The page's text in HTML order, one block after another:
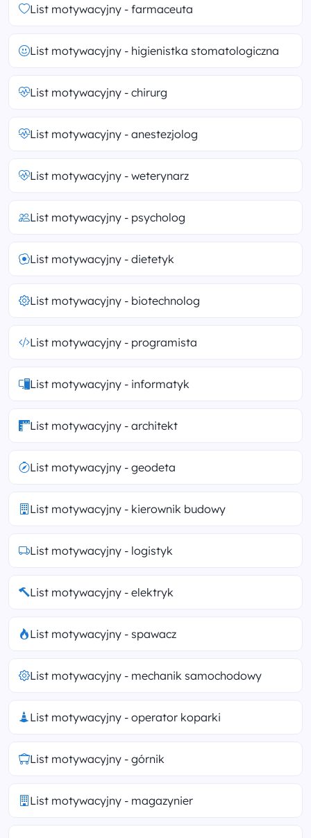
List motywacyjny - farmaceuta
List motywacyjny - higienistka stomatologiczna
List motywacyjny - chirurg
List motywacyjny - anestezjolog
List motywacyjny - weterynarz
List motywacyjny - psycholog
List motywacyjny - dietetyk
List motywacyjny - biotechnolog
List motywacyjny - programista
List motywacyjny - informatyk
List motywacyjny - architekt
List motywacyjny - geodeta
List motywacyjny - kierownik budowy
List motywacyjny - logistyk
List motywacyjny - elektryk
List motywacyjny - spawacz
List motywacyjny - mechanik samochodowy
List motywacyjny - operator koparki
List motywacyjny - górnik
List motywacyjny - magazynier